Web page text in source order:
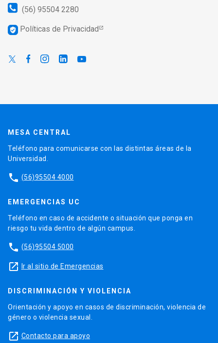
(56) 95504 2280
verified_user Políticas de Privacidad
MESA CENTRAL
Teléfono para comunicarse con las distintas áreas de la
Universidad.
phone (56)95504 4000
EMERGENCIAS UC
Teléfono en caso de accidente o situación que ponga en
riesgo tu vida dentro de algún campus.
phone (56)95504 5000
launch Ir al sitio de Emergencias
DISCRIMINACIÓN Y VIOLENCIA
Orientación y apoyo en casos de discriminación, violencia de
género o violencia sexual.
launch Contacto para apoyo